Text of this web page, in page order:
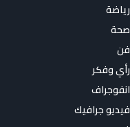
رياضة
صحة
فن
رأي وفكر
انفوجراف
فيديو جرافيك